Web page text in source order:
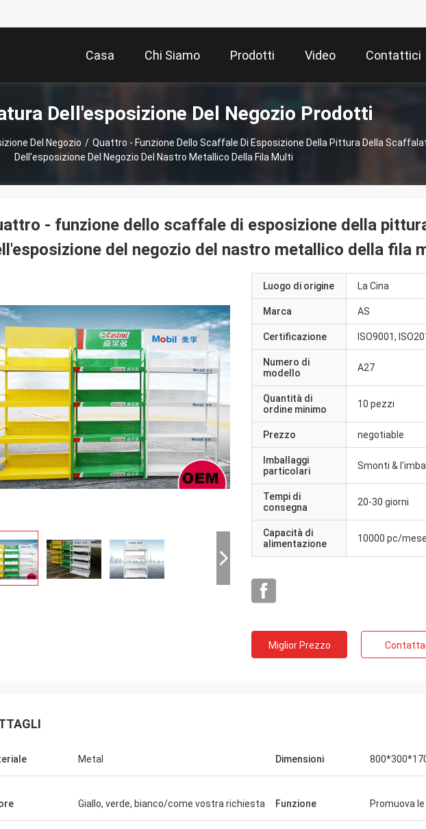
Casa Chi Siamo Prodotti Video Contattici
Dell'esposizione Del Negozio Prodotti
Del Negozio / Quattro - Funzione Dello Scaffale Di Esposizione Della Pittura Della
Dell'esposizione Del Negozio Del Nastro Metallico Della Fila Multi
Fernando
magazzino dell'attrezzatura di sport
Habeeb Rahman
elogiano il mio negozio di vestiti. È
- funzione dello scaffale di esposizione della
del negozio del nastro metallico della fila
Luogo di origine La Cina
Marca AS
Certificazione ISO9001,
Numero di
modello
A27
Quantità di
ordine minimo
10 pezzi
Prezzo negotiable
Imballaggi
particolari
Smonti &
Tempi di
consegna
20-30 giorni
Capacità di
alimentazione
10000 pc/mese
Miglior Prezzo
Metal Dimensioni
Giallo, verde, bianco/come vostra richiesta Funzione Promuova